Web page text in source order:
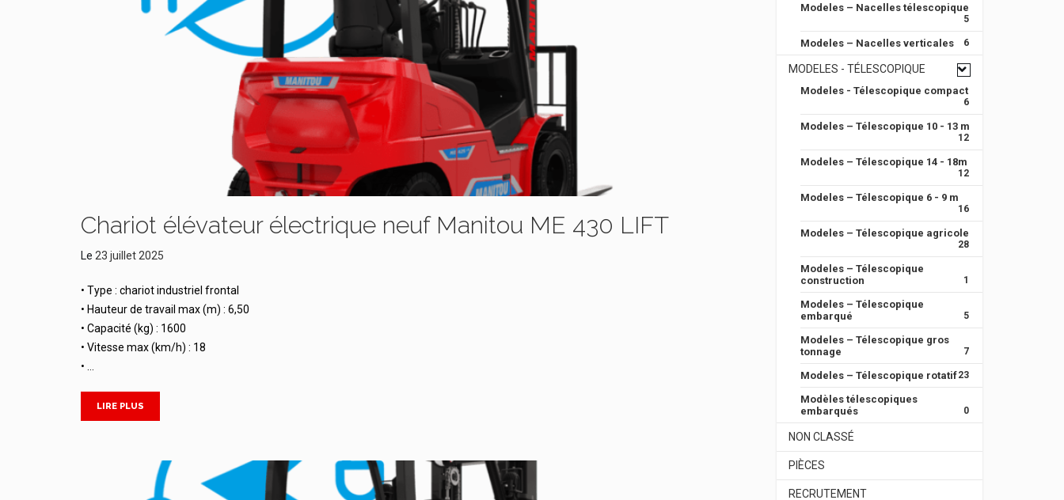
Chariot élévateur électrique neuf Manitou ME 430 LIFT
Le 23 juillet 2025
• Type : chariot industriel frontal
• Hauteur de travail max (m) : 6,50
• Capacité (kg) : 1600
• Vitesse max (km/h) : 18
• …
LIRE PLUS
Modeles – Nacelles télescopique
5
Modeles – Nacelles verticales 6
MODELES - TÉLESCOPIQUE
Modeles - Télescopique compact
6
Modeles – Télescopique 10 - 13 m
12
Modeles – Télescopique 14 - 18m
12
Modeles – Télescopique 6 - 9 m
16
Modeles – Télescopique agricole
28
Modeles – Télescopique
construction
1
Modeles – Télescopique
embarqué
5
Modeles – Télescopique gros
tonnage
7
Modeles – Télescopique rotatif23
Modèles télescopiques
embarqués
0
NON CLASSÉ
PIÈCES
RECRUTEMENT